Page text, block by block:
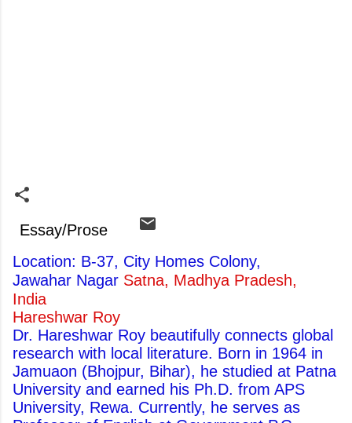
Essay/Prose
Location: B-37, City Homes Colony,
Jawahar Nagar Satna, Madhya Pradesh,
India
Hareshwar Roy
Dr. Hareshwar Roy beautifully connects global
research with local literature. Born in 1964 in
Jamuaon (Bhojpur, Bihar), he studied at Patna
University and earned his Ph.D. from APS
University, Rewa. Currently, he serves as